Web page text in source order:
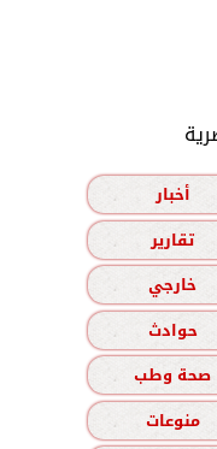
أخبار
تقارير
خارجي
حوادث
صحة وطب
منوعات